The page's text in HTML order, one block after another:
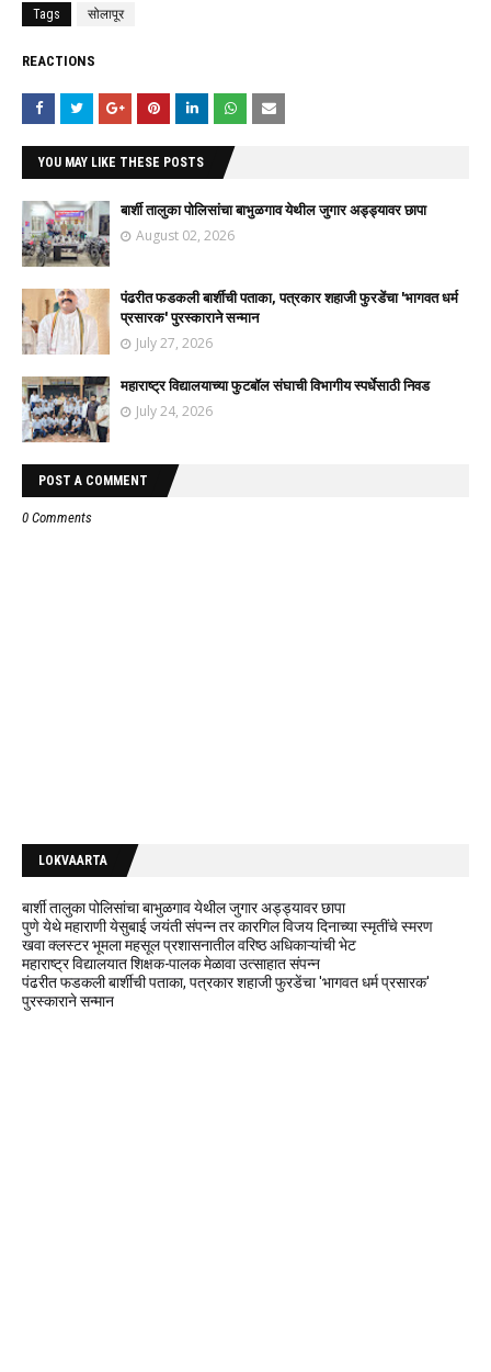
Tags सोलापूर
REACTIONS
YOU MAY LIKE THESE POSTS
बार्शी तालुका पोलिसांचा बाभुळगाव येथील जुगार अड्ड्यावर छापा
August 02, 2026
पंढरीत फडकली बार्शीची पताका, पत्रकार शहाजी फुरडेंचा 'भागवत धर्म
प्रसारक' पुरस्काराने सन्मान
July 27, 2026
महाराष्ट्र विद्यालयाच्या फुटबॉल संघाची विभागीय स्पर्धेसाठी निवड
July 24, 2026
POST A COMMENT
0 Comments
LOKVAARTA
बार्शी तालुका पोलिसांचा बाभुळगाव येथील जुगार अड्ड्यावर छापा
पुणे येथे महाराणी येसुबाई जयंती संपन्न तर कारगिल विजय दिनाच्या स्मृतींचे स्मरण
खवा क्लस्टर भूमला महसूल प्रशासनातील वरिष्ठ अधिकाऱ्यांची भेट
महाराष्ट्र विद्यालयात शिक्षक-पालक मेळावा उत्साहात संपन्न
पंढरीत फडकली बार्शीची पताका, पत्रकार शहाजी फुरडेंचा 'भागवत धर्म प्रसारक'
पुरस्काराने सन्मान